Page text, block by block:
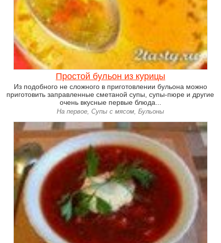
Простой бульон из курицы
Из подобного не сложного в приготовлении бульона можно
приготовить заправленные сметаной супы, супы-пюре и другие
очень вкусные первые блюда...
На первое, Супы с мясом, Бульоны